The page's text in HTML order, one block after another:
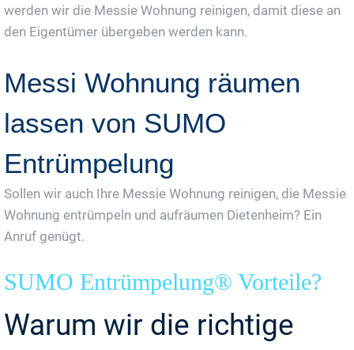
werden wir die Messie Wohnung reinigen, damit diese an
den Eigentümer übergeben werden kann.
Messi Wohnung räumen
lassen von SUMO
Entrümpelung
Sollen wir auch Ihre Messie Wohnung reinigen, die Messie
Wohnung entrümpeln und aufräumen Dietenheim? Ein
Anruf genügt.
SUMO Entrümpelung® Vorteile?
Warum wir die richtige